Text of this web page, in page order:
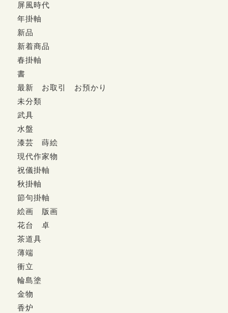
屏風時代
年掛軸
新品
新着商品
春掛軸
書
最新 お取引 お預かり
未分類
武具
水盤
漆芸 蒔絵
現代作家物
祝儀掛軸
秋掛軸
節句掛軸
絵画 版画
花台 卓
茶道具
薄端
衝立
輪島塗
金物
香炉